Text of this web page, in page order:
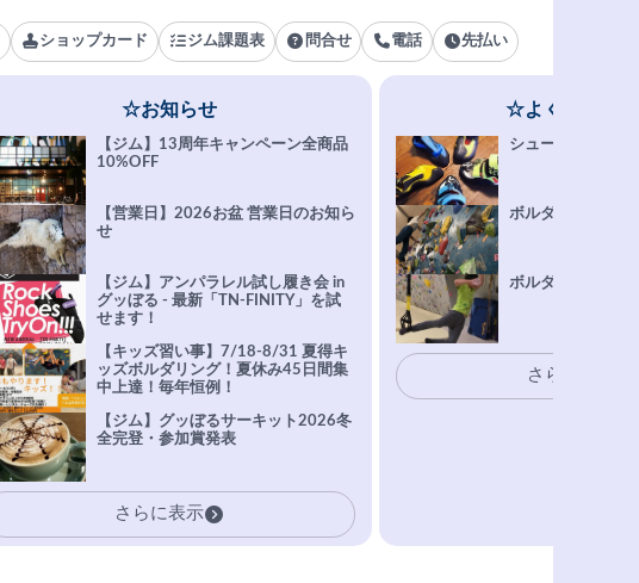
ショップカード ジム課題表 問合せ 電話 先払い
☆お知らせ
【ジム】13周年キャンペーン全商品
10%OFF
【営業日】2026お盆 営業日のお知ら
せ
【ジム】アンパラレル試し履き会 in
グッぼる - 最新「TN-FINITY」を試
せます！
【キッズ習い事】7/18-8/31 夏得キ
ッズボルダリング！夏休み45日間集
中上達！毎年恒例！
【ジム】グッぼるサーキット2026冬
全完登・参加賞発表
さらに表示
☆よくある質
シューズ選びFAQ
ボルダリング上達
ボルダリングトレ
さらに表示